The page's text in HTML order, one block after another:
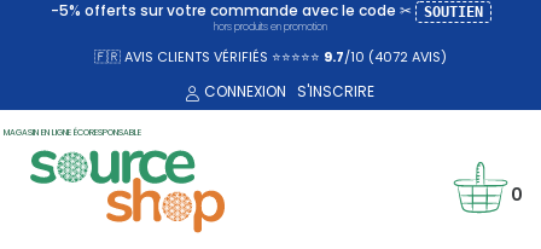
-5% offerts sur votre commande avec le code ✂ SOUTIEN
hors produits en promotion
🇫🇷 AVIS CLIENTS VÉRIFIÉS ⭐⭐⭐⭐⭐ 9.7/10 (4072AVIS)
CONNEXION S'INSCRIRE
MAGASIN EN LIGNE ÉCORESPONSABLE
0